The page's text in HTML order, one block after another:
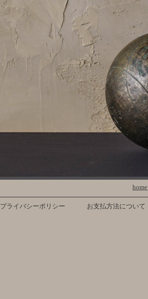
home
プライバシーポリシー お支払方法について